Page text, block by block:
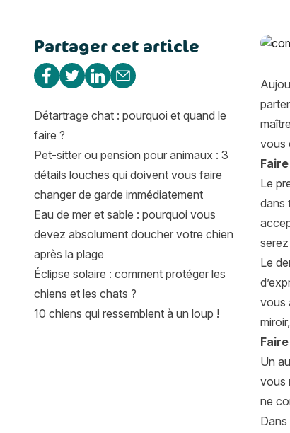
vous
Le
dans
Le
vous
Un
vous
ne
Partager cet article
Partager sur Facebook
Partager sur Twitter
Partager sur Linkedin
Partager par e-mail
Détartrage chat : pourquoi et quand le
faire ?
Pet-sitter ou pension pour animaux : 3
détails louches qui doivent vous faire
changer de garde immédiatement
Eau de mer et sable : pourquoi vous
devez absolument doucher votre chien
après la plage
Éclipse solaire : comment protéger les
chiens et les chats ?
10 chiens qui ressemblent à un loup !